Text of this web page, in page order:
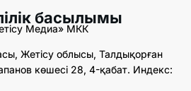
басылымы
Медиа» МКК
Жетісу облысы, Талдықорған
көшесі 28, 4-қабат. Индекс: